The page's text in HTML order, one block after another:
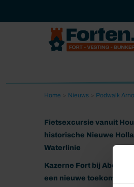
Home Nieuws Podwalk
Fietsexcursie vanuit
historische Nieuwe
Waterlinie
Kazerne Fort bij
een nieuwe toekomst